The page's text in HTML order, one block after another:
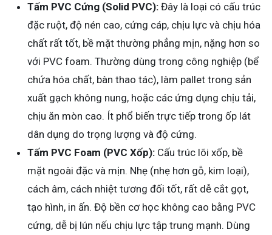
Tấm PVC Cứng (Solid PVC): Đây là loại có cấu trúc
đặc ruột, độ nén cao, cứng cáp, chịu lực và chịu hóa
chất rất tốt, bề mặt thường phẳng mịn, nặng hơn so
với PVC foam. Thường dùng trong công nghiệp (bể
chứa hóa chất, bàn thao tác), làm pallet trong sản
xuất gạch không nung, hoặc các ứng dụng chịu tải,
chịu ăn mòn cao. Ít phổ biến trực tiếp trong ốp lát
dân dụng do trọng lượng và độ cứng.
Tấm PVC Foam (PVC Xốp): Cấu trúc lõi xốp, bề
mặt ngoài đặc và mịn. Nhẹ (nhẹ hơn gỗ, kim loại),
cách âm, cách nhiệt tương đối tốt, rất dễ cắt gọt,
tạo hình, in ấn. Độ bền cơ học không cao bằng PVC
cứng, dễ bị lún nếu chịu lực tập trung mạnh. Dùng